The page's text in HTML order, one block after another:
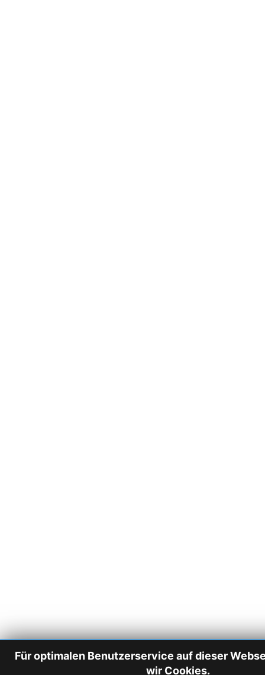
Für optimalen Benutzerservice auf dieser
wir Cookies.